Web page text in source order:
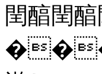
閏醕閏